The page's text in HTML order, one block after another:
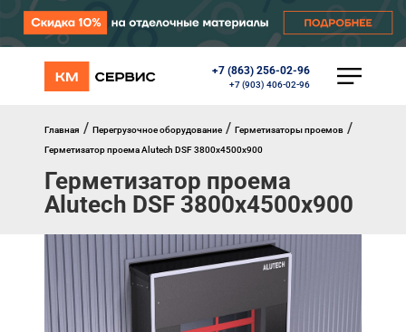
+7 (863) 256-02-96
+7 (903) 406-02-96
КАТАЛОГ
Перегрузочное оборудование
Уличные калитки
Шлагбаумы
Противопожарные шторы
Внешняя солнцезащита
Комплектующие
Маркизы
Окна, порталы, двери
Главная / Перегрузочное оборудование / Герметизаторы проемов /
Герметизатор проема Alutech DSF 3800х4500х900
Герметизатор проема
Alutech DSF 3800х4500х900